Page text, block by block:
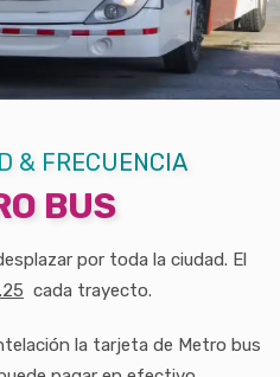
& FRECUENCIA
BUS
por toda la ciudad. El
cada trayecto.
la tarjeta de Metro bus